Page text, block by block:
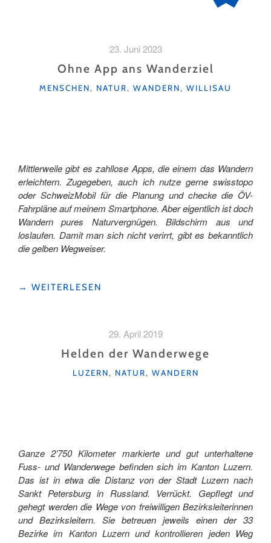
23. Juni 2023
Ohne App ans Wanderziel
KATEGORIEN
MENSCHEN, NATUR, WANDERN, WILLISAU
Mittlerweile gibt es zahllose Apps, die einem das Wandern
erleichtern. Zugegeben, auch ich nutze gerne swisstopo
oder SchweizMobil für die Planung und checke die ÖV-
Fahrpläne auf meinem Smartphone. Aber eigentlich ist doch
Wandern pures Naturvergnügen. Bildschirm aus und
loslaufen. Damit man sich nicht verirrt, gibt es bekanntlich
die gelben Wegweiser.
"OHNE
→ WEITERLESEN
29. April 2019
Helden der Wanderwege
KATEGORIEN
LUZERN, NATUR, WANDERN
Ganze 2’750 Kilometer markierte und gut unterhaltene
Fuss- und Wanderwege befinden sich im Kanton Luzern.
Das ist in etwa die Distanz von der Stadt Luzern nach
Sankt Petersburg in Russland. Verrückt. Gepflegt und
gehegt werden die Wege von freiwilligen Bezirksleiterinnen
und Bezirksleitern. Sie betreuen jeweils einen der 33
Bezirke im Kanton Luzern und kontrollieren jeden Weg